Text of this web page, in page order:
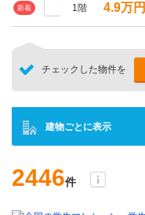
新着 1階 4.9万円
チェックした物件を
建物ごとに表示
2446件